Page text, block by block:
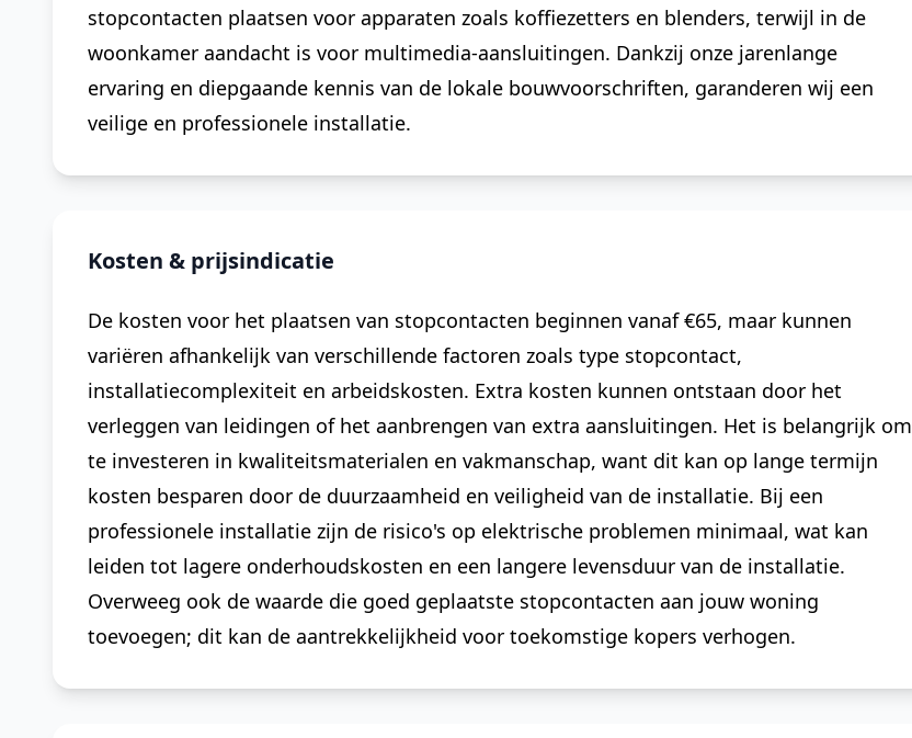
stopcontacten plaatsen voor apparaten zoals koffiezetters en blenders, terwijl in de
woonkamer aandacht is voor multimedia-aansluitingen. Dankzij onze jarenlange
ervaring en diepgaande kennis van de lokale bouwvoorschriften, garanderen wij een
veilige en professionele installatie.
Kosten & prijsindicatie
De kosten voor het plaatsen van stopcontacten beginnen vanaf €65, maar kunnen
variëren afhankelijk van verschillende factoren zoals type stopcontact,
installatiecomplexiteit en arbeidskosten. Extra kosten kunnen ontstaan door het
verleggen van leidingen of het aanbrengen van extra aansluitingen. Het is belangrijk om
te investeren in kwaliteitsmaterialen en vakmanschap, want dit kan op lange termijn
kosten besparen door de duurzaamheid en veiligheid van de installatie. Bij een
professionele installatie zijn de risico's op elektrische problemen minimaal, wat kan
leiden tot lagere onderhoudskosten en een langere levensduur van de installatie.
Overweeg ook de waarde die goed geplaatste stopcontacten aan jouw woning
toevoegen; dit kan de aantrekkelijkheid voor toekomstige kopers verhogen.